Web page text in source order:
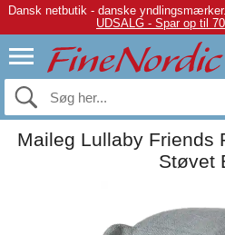
Dansk netbutik - danske yndlingsmærker.
UDSALG - Spar op til
Maileg Lullaby Friends
Støvet